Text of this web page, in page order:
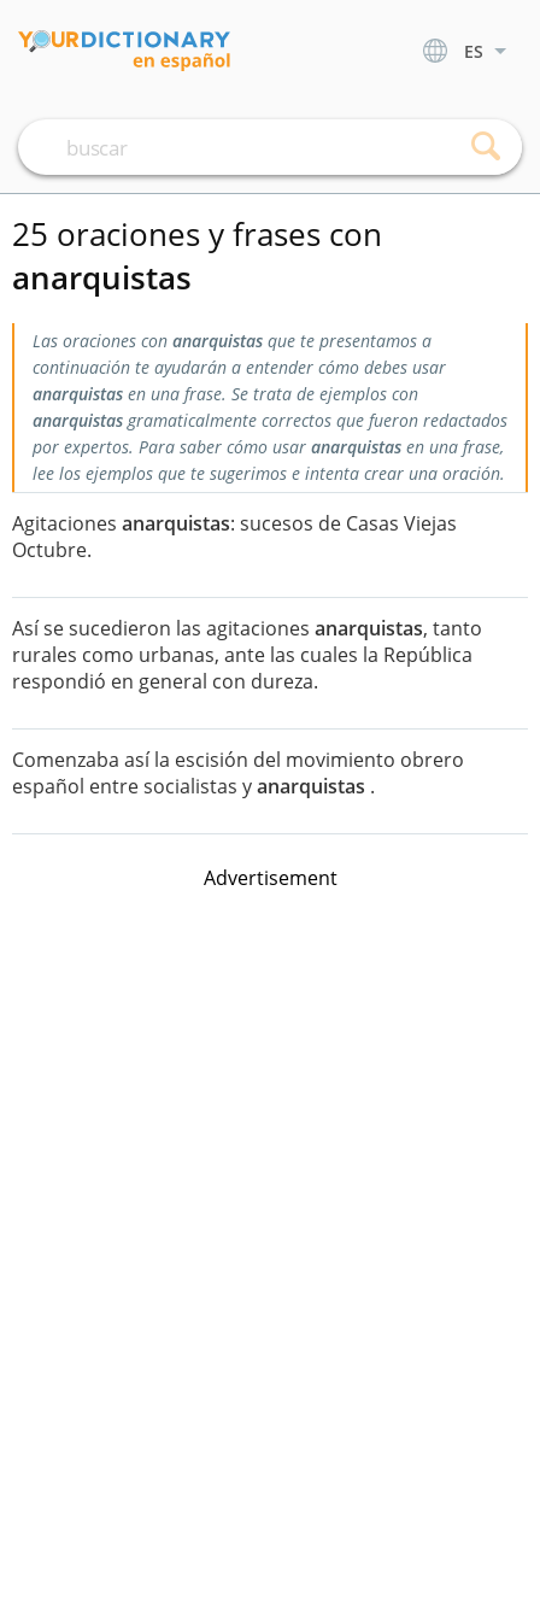
ES
25 oraciones y frases con
anarquistas
Las oraciones con anarquistas que te presentamos a
continuación te ayudarán a entender cómo debes usar
anarquistas en una frase. Se trata de ejemplos con
anarquistasgramaticalmente correctos que fueron redactados
por expertos. Para saber cómo usar anarquistas en una frase,
lee los ejemplos que te sugerimos e intenta crear una oración.
Agitaciones anarquistas: sucesos de Casas Viejas
Octubre.
Así se sucedieron las agitaciones anarquistas, tanto
rurales como urbanas, ante las cuales la República
respondió en general con dureza.
Comenzaba así la escisión del movimiento obrero
español entre socialistas yanarquistas .
Advertisement